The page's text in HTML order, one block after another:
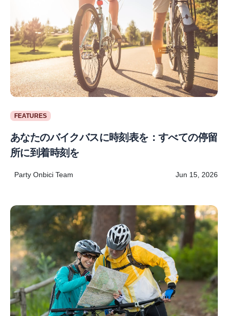
FEATURES
あなたのバイクバスに時刻表を：すべての停留
所に到着時刻を
Party Onbici Team Jun 15, 2026